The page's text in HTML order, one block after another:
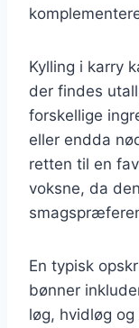
Kylling i karry
der findes
forskellige
eller endda
retten til en
voksne, da
En typisk
bønner
løg, hvidløg